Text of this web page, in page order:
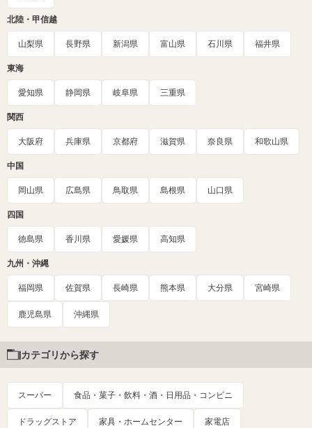
北陸・甲信越
山梨県 長野県 新潟県 富山県 石川県 福井県
東海
愛知県 静岡県 岐阜県 三重県
関西
大阪府 兵庫県 京都府 滋賀県 奈良県 和歌山県
中国
岡山県 広島県 鳥取県 島根県 山口県
四国
徳島県 香川県 愛媛県 高知県
九州・沖縄
福岡県 佐賀県 長崎県 熊本県 大分県 宮崎県
鹿児島県 沖縄県
カテゴリから探す
スーパー 食品・菓子・飲料・酒・日用品・コンビニ
ドラッグストア 家具・ホームセンター 家電店